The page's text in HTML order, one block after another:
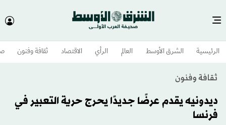
الرئيسية الشرق الأوسط​ العالم الرأي الاقتصاد ثقافة وفنون
ثقافة وفنون
ديدونيه يقدم عرضًا جديدًا يحرج حرية التعبير في
فرنسا